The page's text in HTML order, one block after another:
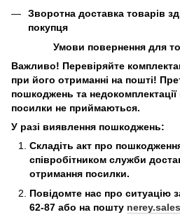
Зворотна доставка товарів
покупця
Умови повернення для
Важливо! Перевіряйте
при його отриманні на пошті!
пошкоджень та недокомплектації
посилки не приймаються.
У разі виявлення пошкоджень:
Складіть акт про
співробітником служби
отримання посилки.
Повідомте нас про ситуацію
62-87 або на пошту